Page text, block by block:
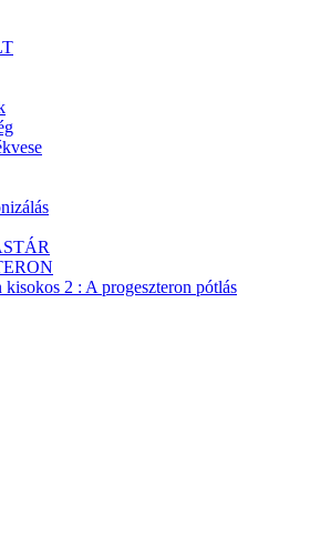
kisokos 2 : A progeszteron pótlás